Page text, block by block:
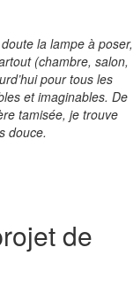
la lampe à poser,
(chambre, salon,
pour tous les
et imaginables. De
tamisée, je trouve
douce.
de